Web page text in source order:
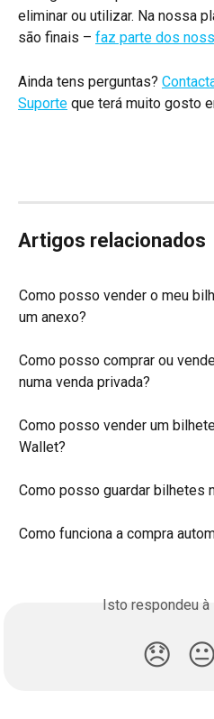
eliminar ou utilizar. Na nossa
são finais – faz parte dos
Ainda tens perguntas?
Suporte que terá muito gosto
Artigos relacionados
Como posso vender o meu
um anexo?
Como posso comprar ou
numa venda privada?
Como posso vender um
Wallet?
Como posso guardar bilhetes
Como funciona a compra
Isto respondeu à
😞 😐